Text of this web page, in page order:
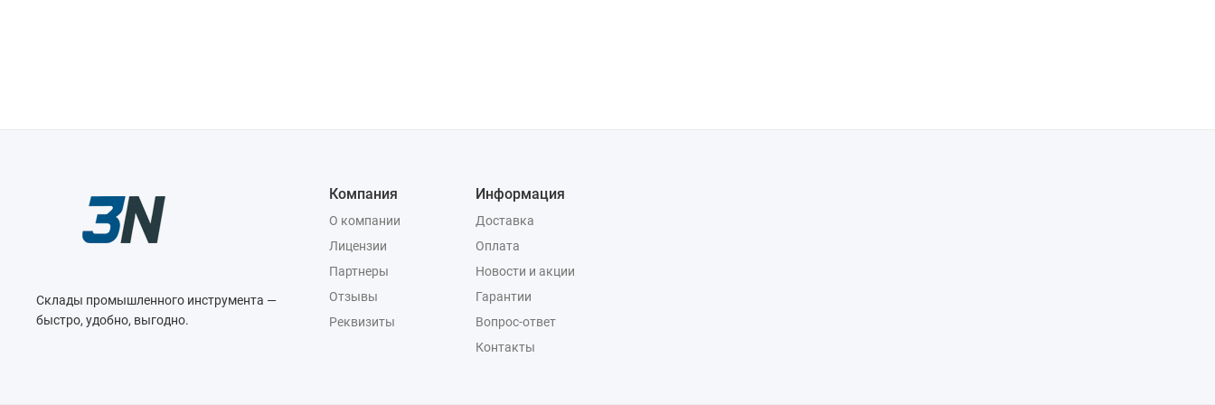
Склады промышленного инструмента —
быстро, удобно, выгодно.
Компания
О компании
Лицензии
Партнеры
Отзывы
Реквизиты
Информация
Доставка
Оплата
Новости и акции
Гарантии
Вопрос-ответ
Контакты